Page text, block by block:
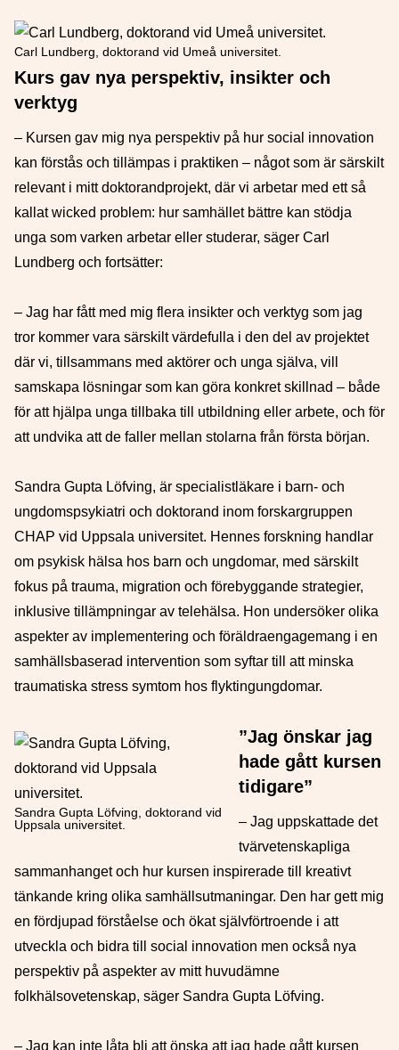
Carl Lundberg, doktorand vid Umeå universitet.
Kurs gav nya perspektiv, insikter och
verktyg
– Kursen gav mig nya perspektiv på hur social innovation
kan förstås och tillämpas i praktiken – något som är särskilt
relevant i mitt doktorandprojekt, där vi arbetar med ett så
kallat wicked problem: hur samhället bättre kan stödja
unga som varken arbetar eller studerar, säger Carl
Lundberg och fortsätter:
– Jag har fått med mig flera insikter och verktyg som jag
tror kommer vara särskilt värdefulla i den del av projektet
där vi, tillsammans med aktörer och unga själva, vill
samskapa lösningar som kan göra konkret skillnad – både
för att hjälpa unga tillbaka till utbildning eller arbete, och för
att undvika att de faller mellan stolarna från första början.
Sandra Gupta Löfving, är specialistläkare i barn- och
ungdomspsykiatri och doktorand inom forskargruppen
CHAP vid Uppsala universitet. Hennes forskning handlar
om psykisk hälsa hos barn och ungdomar, med särskilt
fokus på trauma, migration och förebyggande strategier,
inklusive tillämpningar av telehälsa. Hon undersöker olika
aspekter av implementering och föräldraengagemang i en
samhällsbaserad intervention som syftar till att minska
traumatiska stress symtom hos flyktingungdomar.
Sandra Gupta Löfving, doktorand vid
Uppsala universitet.
”Jag önskar jag
hade gått kursen
tidigare”
– Jag uppskattade det
tvärvetenskapliga
sammanhanget och hur kursen inspirerade till kreativt
tänkande kring olika samhällsutmaningar. Den har gett mig
en fördjupad förståelse och ökat självförtroende i att
utveckla och bidra till social innovation men också nya
perspektiv på aspekter av mitt huvudämne
folkhälsovetenskap, säger Sandra Gupta Löfving.
– Jag kan inte låta bli att önska att jag hade gått kursen